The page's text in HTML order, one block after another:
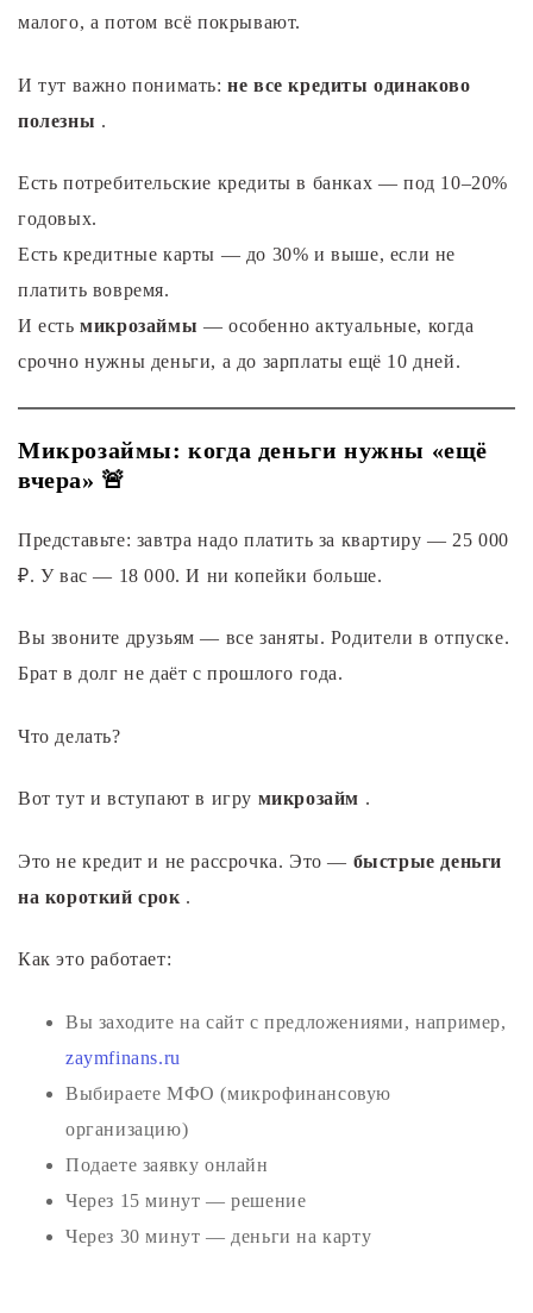
малого, а потом всё покрывают.
И тут важно понимать:не все кредиты одинаково
полезны .
Есть потребительские кредиты в банках — под 10–20%
годовых.
Есть кредитные карты — до 30% и выше, если не
платить вовремя.
И естьмикрозаймы — особенно актуальные, когда
срочно нужны деньги, а до зарплаты ещё 10 дней.
Микрозаймы: когда деньги нужны «ещё
вчера» 🚨
Представьте: завтра надо платить за квартиру — 25 000
₽. У вас — 18 000. И ни копейки больше.
Вы звоните друзьям — все заняты. Родители в отпуске.
Брат в долг не даёт с прошлого года.
Что делать?
Вот тут и вступают в игру микрозайм .
Это не кредит и не рассрочка. Это — быстрые деньги
на короткий срок .
Как это работает:
Вы заходите на сайт c предложениями, например,
zaymfinans.ru
Выбираете МФО (микрофинансовую
организацию)
Подаете заявку онлайн
Через 15 минут — решение
Через 30 минут — деньги на карту